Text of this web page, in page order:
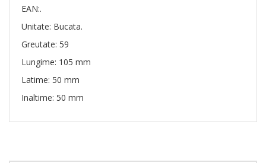
EAN:.
Unitate: Bucata.
Greutate: 59
Lungime: 105 mm
Latime: 50 mm
Inaltime: 50 mm